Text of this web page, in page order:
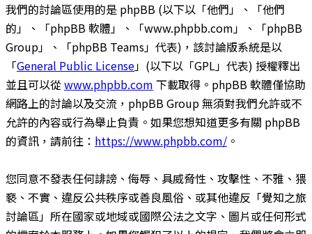
我們的討論區使用的是 phpBB (以下以「他們」、「他們
的」、「phpBB 軟體」、「www.phpbb.com」、「phpBB
Group」、「phpBB Teams」代表)，該討論版系統是以
「General Public License」(以下以「GPL」代表) 授權釋出
並且可以從www.phpbb.com 下載取得。phpBB 軟體僅協助
網路上的討論以及交流，phpBB Group 無須對我們允許或不
允許的內容或行為舉止負責。如果您想知道更多有關 phpBB
的資訊，請前往： https://www.phpbb.com/ 。
您同意不發表任何誹謗、侮辱、具威脅性、攻擊性、不雅、猥
褻、不實、違反公共秩序或善良風俗、或其他違反「覺知之旅
討論區」所在國家或地域或國際公法之文字、圖片或任何形式